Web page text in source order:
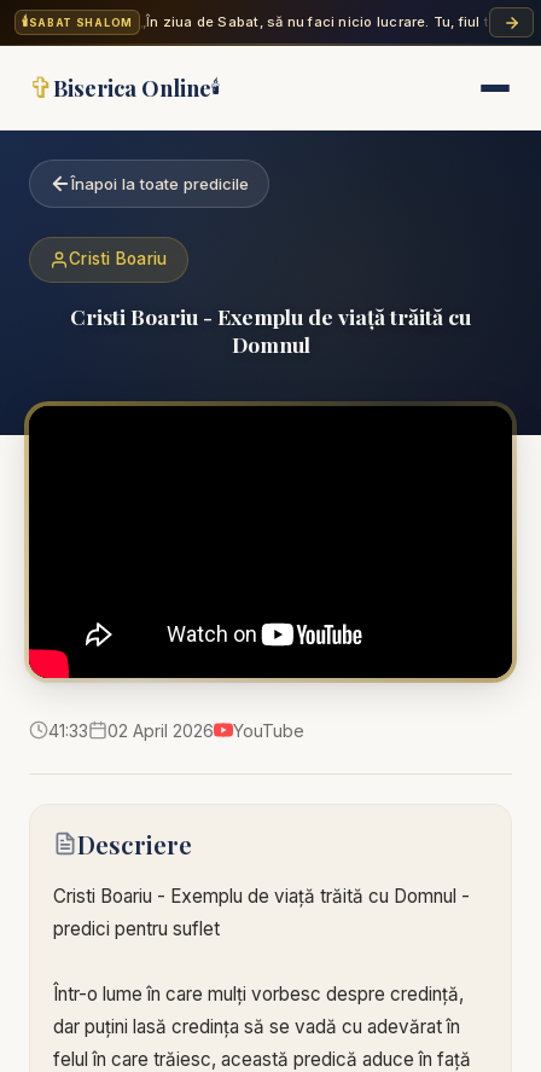
🕯️SABAT SHALOM „În ziua de Sabat, să nu faci nicio lucrare. Tu, fiul tău,
✞Biserica Online🕯️
Înapoi la toate predicile
Cristi Boariu
Cristi Boariu - Exemplu de viață trăită cu
Domnul
41:33 02 April 2026 YouTube
Descriere
Cristi Boariu - Exemplu de viață trăită cu Domnul -
predici pentru suflet
Într-o lume în care mulți vorbesc despre credință,
dar puțini lasă credința să se vadă cu adevărat în
felul în care trăiesc, această predică aduce în față